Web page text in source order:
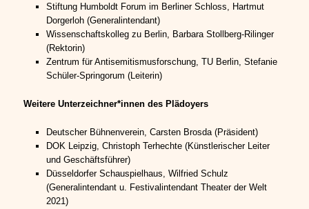
Stiftung Humboldt Forum im Berliner Schloss, Hartmut
Dorgerloh (Generalintendant)
Wissenschaftskolleg zu Berlin, Barbara Stollberg-Rilinger
(Rektorin)
Zentrum für Antisemitismusforschung, TU Berlin, Stefanie
Schüler-Springorum (Leiterin)
Weitere Unterzeichner*innen des Plädoyers
Deutscher Bühnenverein, Carsten Brosda (Präsident)
DOK Leipzig, Christoph Terhechte (Künstlerischer Leiter
und Geschäftsführer)
Düsseldorfer Schauspielhaus, Wilfried Schulz
(Generalintendant u. Festivalintendant Theater der Welt
2021)